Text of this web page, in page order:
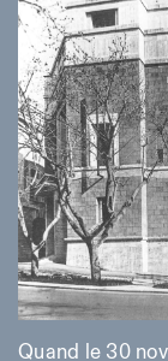
Quand le 30